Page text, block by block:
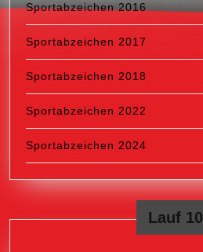
Sportabzeichen 2016
Sportabzeichen 2017
Sportabzeichen 2018
Sportabzeichen 2022
Sportabzeichen 2024
Lauf 10